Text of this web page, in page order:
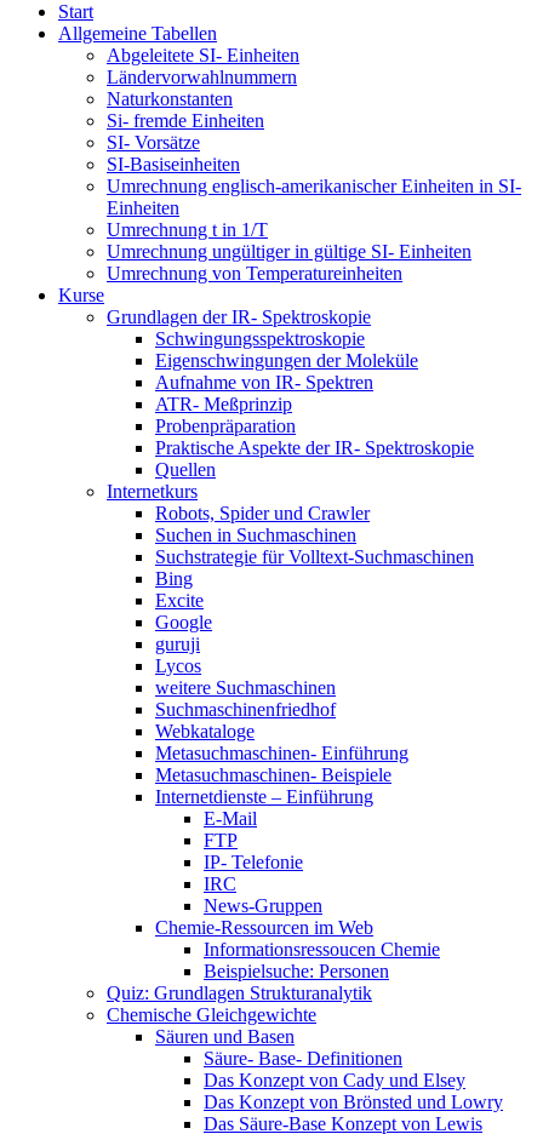
Start
Allgemeine Tabellen
Abgeleitete SI- Einheiten
Ländervorwahlnummern
Naturkonstanten
Si- fremde Einheiten
SI- Vorsätze
SI-Basiseinheiten
Umrechnung englisch-amerikanischer Einheiten in SI-
Einheiten
Umrechnung t in 1/T
Umrechnung ungültiger in gültige SI- Einheiten
Umrechnung von Temperatureinheiten
Kurse
Grundlagen der IR- Spektroskopie
Schwingungsspektroskopie
Eigenschwingungen der Moleküle
Aufnahme von IR- Spektren
ATR- Meßprinzip
Probenpräparation
Praktische Aspekte der IR- Spektroskopie
Quellen
Internetkurs
Robots, Spider und Crawler
Suchen in Suchmaschinen
Suchstrategie für Volltext-Suchmaschinen
Bing
Excite
Google
guruji
Lycos
weitere Suchmaschinen
Suchmaschinenfriedhof
Webkataloge
Metasuchmaschinen- Einführung
Metasuchmaschinen- Beispiele
Internetdienste – Einführung
E-Mail
FTP
IP- Telefonie
IRC
News-Gruppen
Chemie-Ressourcen im Web
Informationsressoucen Chemie
Beispielsuche: Personen
Quiz: Grundlagen Strukturanalytik
Chemische Gleichgewichte
Säuren und Basen
Säure- Base- Definitionen
Das Konzept von Cady und Elsey
Das Konzept von Brönsted und Lowry
Das Säure-Base Konzept von Lewis